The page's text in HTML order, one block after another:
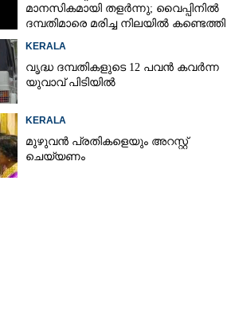
മാനസികമായി തളർന്നു; വൈപ്പിനിൽ
ദമ്പതിമാരെ മരിച്ച നിലയിൽ കണ്ടെത്തി
KERALA
വൃദ്ധ ദമ്പതികളുടെ 12 പവൻ കവർന്ന
യുവാവ് പിടിയിൽ
KERALA
മുഴുവൻ പ്രതികളെയും അറസ്റ്റ്
ചെയ്യണം